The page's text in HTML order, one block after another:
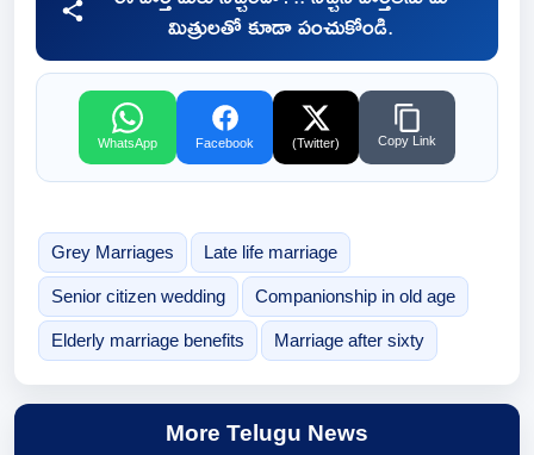
మిత్రులతో కూడా పంచుకోండి.
WhatsApp Facebook (Twitter) Copy Link
Grey Marriages Late life marriage
Senior citizen wedding Companionship in old age
Elderly marriage benefits Marriage after sixty
More Telugu News